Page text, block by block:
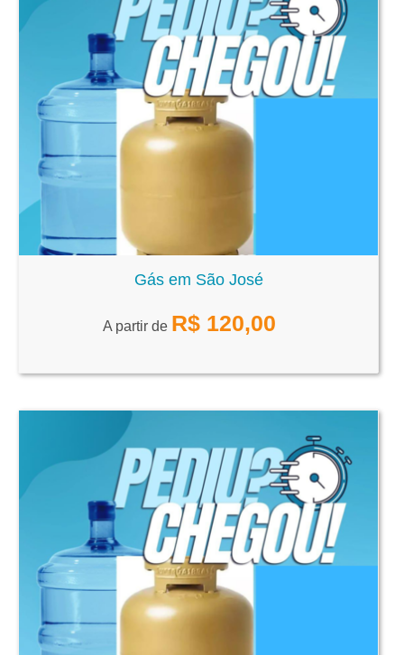
Gás em São José
A partir de R$ 120,00